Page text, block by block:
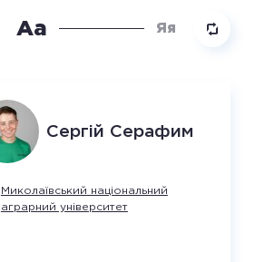
Аа Яя
Сергій Серафим
Миколаївський національний
аграрний університет